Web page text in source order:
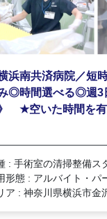
横浜南共済病院／短
◎時間選べる◎週3
★空いた時間を
: 手術室の清掃整備ス
形態 : アルバイト・パ
ア : 神奈川県横浜市金